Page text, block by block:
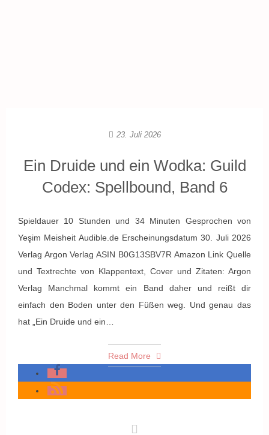
23. Juli 2026
Ein Druide und ein Wodka: Guild
Codex: Spellbound, Band 6
Spieldauer 10 Stunden und 34 Minuten Gesprochen von
Yeşim Meisheit Audible.de Erscheinungsdatum 30. Juli 2026
Verlag Argon Verlag ASIN B0G13SBV7R Amazon Link Quelle
und Textrechte von Klappentext, Cover und Zitaten: Argon
Verlag Manchmal kommt ein Band daher und reißt dir
einfach den Boden unter den Füßen weg. Und genau das
hat „Ein Druide und ein…
Read More